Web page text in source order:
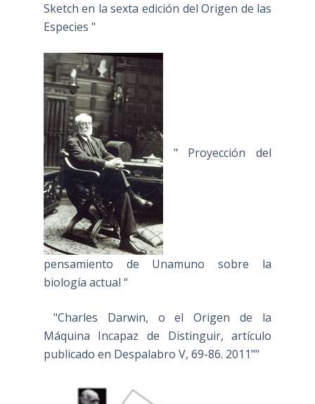
Sketch en la sexta edición del Origen de las
Especies "
" Proyección del
pensamiento de Unamuno sobre la
biología actual “
"Charles Darwin, o el Origen de la
Máquina Incapaz de Distinguir, artículo
publicado en Despalabro V, 69-86. 2011""